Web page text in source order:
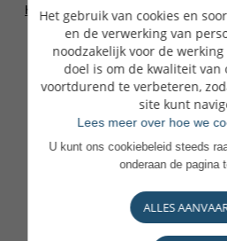
Homepage>Vacatures>
Je
Een
Het gebruik van cookies en
en de verwerking van
noodzakelijk voor de
doel is om de kwaliteit van
voortdurend te verbeteren,
site kunt
Lees meer over hoe we
U kunt ons cookiebeleid steeds
onderaan de pagina
ALLES